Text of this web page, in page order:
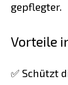
gepflegter.
Vorteile
✅ Schützt